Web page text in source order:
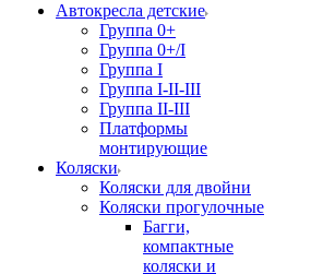
Автокресла детские
Группа 0+
Группа 0+/I
Группа I
Группа I-II-III
Группа II-III
Платформы
монтирующие
Коляски
Коляски для двойни
Коляски прогулочные
Багги,
компактные
коляски и